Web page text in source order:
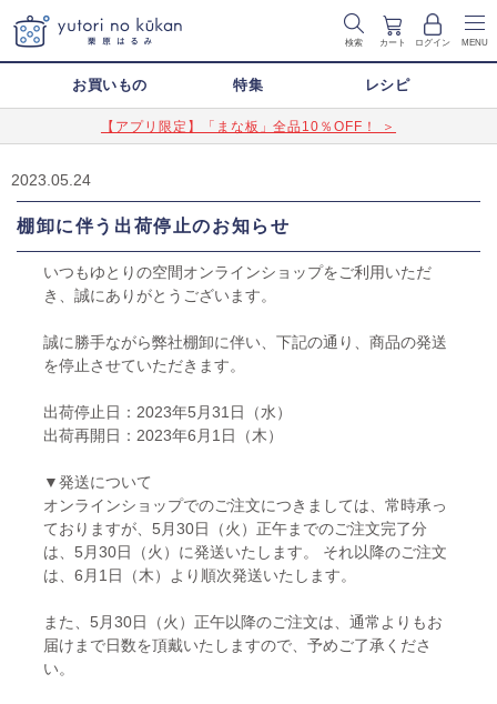
検索 カート ログイン MENU
お買いもの 特集 レシピ
【アプリ限定】「まな板」全品10％OFF！ ＞
2023.05.24
棚卸に伴う出荷停止のお知らせ
いつもゆとりの空間オンラインショップをご利用いただ
き、誠にありがとうございます。
誠に勝手ながら弊社棚卸に伴い、下記の通り、商品の発送
を停止させていただきます。
出荷停止日：2023年5月31日（水）
出荷再開日：2023年6月1日（木）
▼発送について
オンラインショップでのご注文につきましては、常時承っ
ておりますが、5月30日（火）正午までのご注文完了分
は、5月30日（火）に発送いたします。 それ以降のご注文
は、6月1日（木）より順次発送いたします。
また、5月30日（火）正午以降のご注文は、通常よりもお
届けまで日数を頂戴いたしますので、予めご了承くださ
い。